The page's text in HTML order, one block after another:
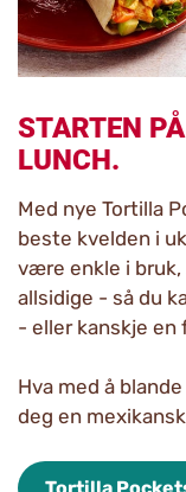
STARTEN
LUNCH.
Med nye Tortilla
beste kvelden i
være enkle i bruk,
allsidige - så du
- eller kanskje en
Hva med å
deg en